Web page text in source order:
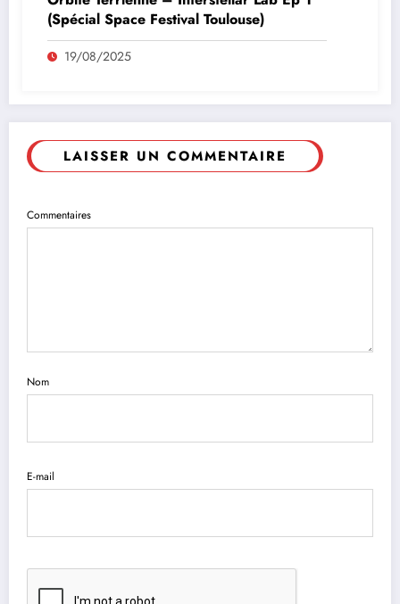
(Spécial Space Festival Toulouse)
19/08/2025
LAISSER UN COMMENTAIRE
Commentaires
Nom
E-mail